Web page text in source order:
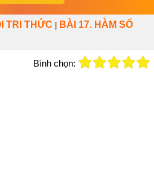
TRI THỨC
BÀI 17. HÀM SỐ
Bình chọn: